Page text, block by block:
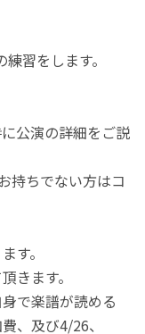
習をします。
公演の詳細をご説
持ちでない方はコ
す。
きます。
で楽譜が読める
、及び4/26、